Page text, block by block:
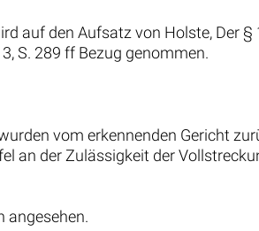
auf den Aufsatz von Holste, Der
S. 289 ff Bezug genommen.
vom erkennenden Gericht
an der Zulässigkeit der
angesehen.